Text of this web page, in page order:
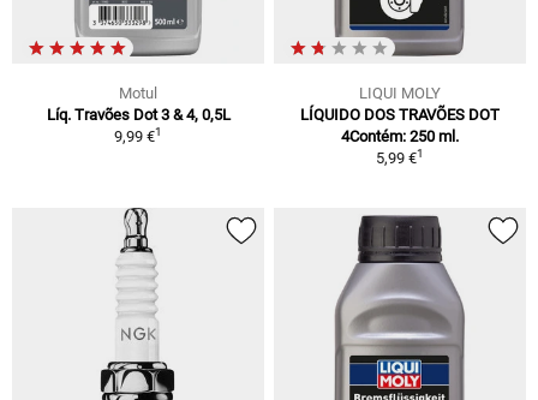
Motul
Líq. Travões Dot 3 & 4, 0,5L
9,99 €1
LIQUI MOLY
LÍQUIDO DOS TRAVÕES DOT
4Contém: 250 ml.
5,99 €1